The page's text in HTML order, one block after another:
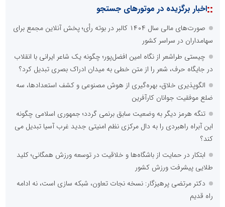
::اخبار برگزیده در موتورهای جستجو
صورت‌های مالی سال ۱۴۰۴ کالبر در بوته رأی؛ پخش آنلاین مجمع برای
سهامداران در سراسر کشور
چیستی طراشعر از نگاه امین افضل‌پور؛ چگونه یک شاعر ایرانی با انقلاب
در جایگاه حرف، شعر را از متن خطی به میدان ادراک بصری تبدیل کرد؟
الگوپذیری خلاق، بهره‌گیری از هوش مصنوعی و کشف استعدادها، سه
ضلع موفقیت جوانان کارآفرین
تنگه هرمز دیگر به وضعیت سابق برنمی گردد؛ جمهوری اسلامی چگونه
این آبراه راهبردی را به دال مرکزی نظم امنیتی جدید غرب آسیا تبدیل می
کند؟
ابتکار در حمایت از باشگاه‌ها و خلاقیت در توسعه ورزش همگانی؛ کلید
طلایی پیشرفت ورزش کشور
دکتر مرتضی پرهیزگار: نسخه نجات تعاون، شبکه سازی است، نه ادامه
راه قدیم